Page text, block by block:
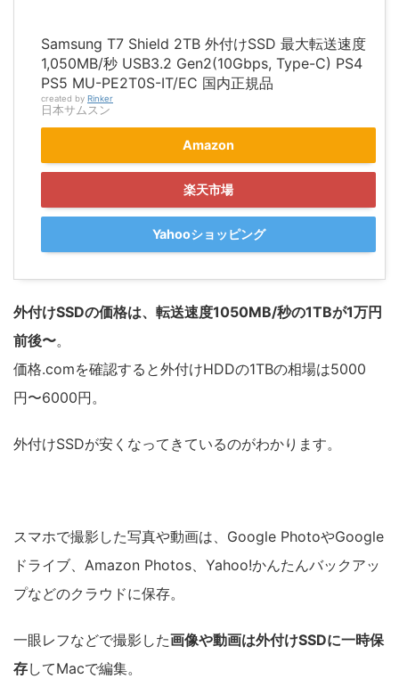
Samsung T7 Shield 2TB 外付けSSD 最大転送速度
1,050MB/秒 USB3.2 Gen2(10Gbps, Type-C) PS4
PS5 MU-PE2T0S-IT/EC 国内正規品
created by Rinker
日本サムスン
Amazon
楽天市場
Yahooショッピング
外付けSSDの価格は、転送速度1050MB/秒の1TBが1万円
前後〜。
価格.comを確認すると外付けHDDの1TBの相場は5000
円〜6000円。
外付けSSDが安くなってきているのがわかります。
スマホで撮影した写真や動画は、Google PhotoやGoogle
ドライブ、Amazon Photos、Yahoo!かんたんバックアッ
プなどのクラウドに保存。
一眼レフなどで撮影した画像や動画は外付けSSDに一時保
存してMacで編集。